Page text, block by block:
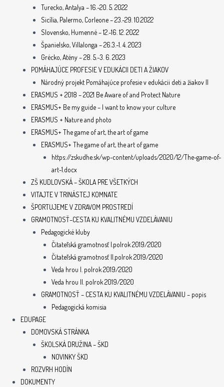
Turecko, Antalya – 16.-20. 5. 2022
Sicília, Palermo, Corleone – 23.-29. 10.2022
Slovensko, Humenné – 12.-16. 12. 2022
Španielsko, Villalonga – 26.3.-1. 4. 2023
Grécko, Atény – 28. 5.-3. 6. 2023
POMÁHAJÚCE PROFESIE V EDUKÁCII DETI A ŽIAKOV
Národný projekt Pomáhajúce profesie v edukácii deti a žiakov II
ERASMUS + 2018 – 2021 Be Aware of and Protect Nature
ERASMUS+ Be my guide – I want to know your culture
ERASMUS + Nature and photo
ERASMUS+ The game of art, the art of game
ERASMUS+ The game of art, the art of game
https://zskudhe.sk/wp-content/uploads/2020/12/The-game-of-
art-1.docx
ZŠ KUDLOVSKÁ – ŠKOLA PRE VŠETKÝCH
VITAJTE V TRINÁSTEJ KOMNATE
ŠPORTUJEME V ZDRAVOM PROSTREDÍ
GRAMOTNOSŤ–CESTA KU KVALITNÉMU VZDELÁVANIU
Pedagogické kluby
Čitateľská gramotnosť I.polrok 2019/2020
Čitateľská gramotnosť II.polrok 2019/2020
Veda hrou I. polrok 2019/2020
Veda hrou II. polrok 2019/2020
GRAMOTNOSŤ – CESTA KU KVALITNÉMU VZDELÁVANIU – popis
Pedagogická komisia
EDUPAGE
DOMOVSKÁ STRÁNKA
ŠKOLSKÁ DRUŽINA – ŠKD
NOVINKY ŠKD
ROZVRH HODÍN
DOKUMENTY